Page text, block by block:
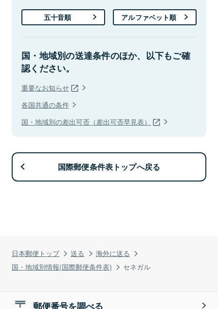
日本郵便トップ 送る
海外に送る
国・地域別情報(国際郵便条件表)
セネガル
五十音順 アルファベット順
国・地域別の送達条件のほか、以下もご確
認ください。
重要なお知らせ
各国共通の条件
国・地域別の差出可否（差出可否早見表）
国際郵便条件表トップへ戻る
郵便番号を調べる